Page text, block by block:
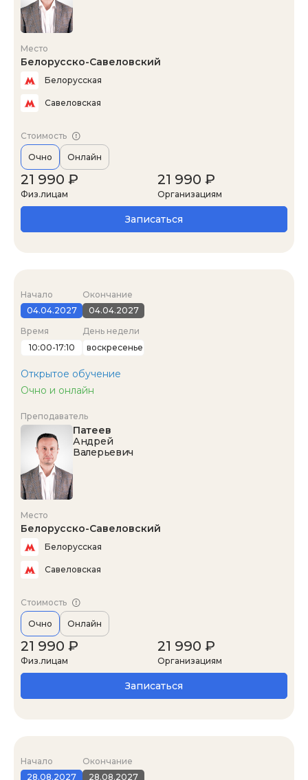
Место
Белорусско-Савеловский
Белорусская
Савеловская
Стоимость
Очно Онлайн
21 990 ₽
Физ.лицам
21 990 ₽
Организациям
Записаться
Начало
04.04.2027
Окончание
04.04.2027
Время
10:00-17:10
День недели
воскресенье
Открытое обучение
Очно и онлайн
Преподаватель
Патеев
Андрей
Валерьевич
Место
Белорусско-Савеловский
Белорусская
Савеловская
Стоимость
Очно Онлайн
21 990 ₽
Физ.лицам
21 990 ₽
Организациям
Записаться
Начало
28.08.2027
Окончание
28.08.2027